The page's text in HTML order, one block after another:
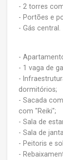
- 2 torres
- Portões e
- Gás central.
-
- 1 vaga de
-
dormitórios;
- Sacada
com "Reiki";
- Sala de
- Sala de
- Peitoris e
-